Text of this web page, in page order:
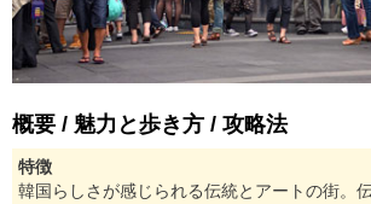
概要 / 魅力と歩き方 / 攻略法
特徴
韓国らしさが感じられる伝統とアートの街。